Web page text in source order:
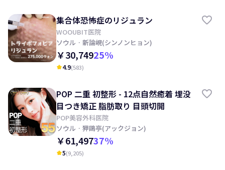
集合体恐怖症のリジュラン
WOOUBIT医院
ソウル · 新論峴(シンノンヒョン)
￥30,74925%
kid_star4.9(583)
POP 二重 初整形 - 12点自然癒着 埋没
目つき矯正 脂肪取り 目頭切開
POP美容外科医院
ソウル · 狎鷗亭(アックジョン)
￥61,49737%
kid_star5(9,205)